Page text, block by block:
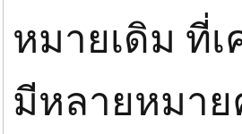
หมายเดิม ที่
มีหลายหมาย